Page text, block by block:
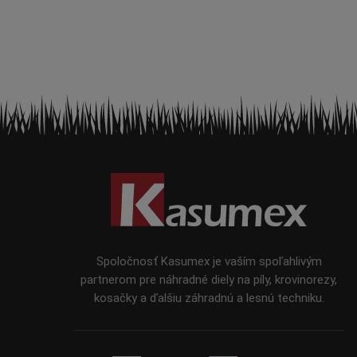
Spoločnosť Kasumex je vaším spoľahlivým
partnerom pre náhradné diely na píly, krovinorezy,
kosačky a ďalšiu záhradnú a lesnú techniku.